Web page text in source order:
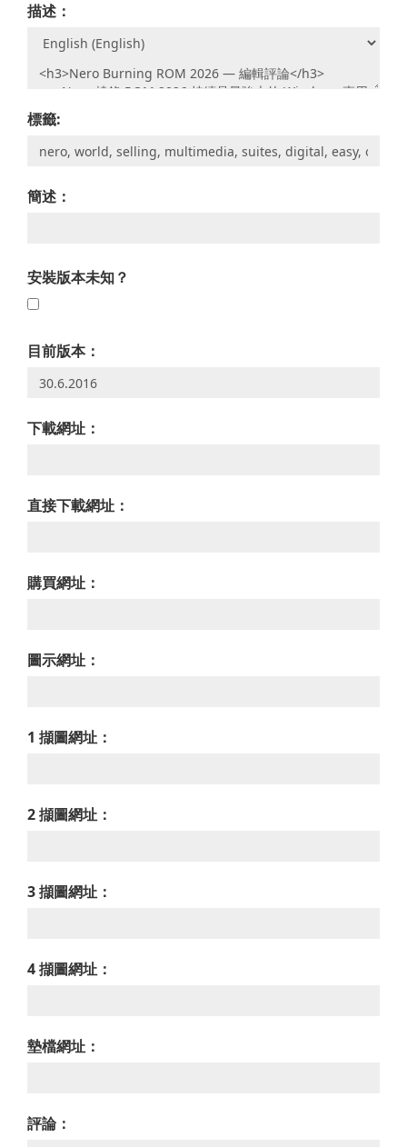
描述：
標籤:
簡述：
安裝版本未知？
目前版本：
下載網址：
直接下載網址：
購買網址：
圖示網址：
1 擷圖網址：
2 擷圖網址：
3 擷圖網址：
4 擷圖網址：
墊檔網址：
評論：